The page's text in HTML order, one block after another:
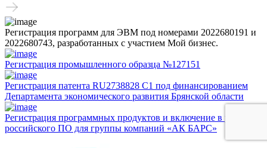
Регистрация программ для ЭВМ под номерами 2022680191 и
2022680743, разработанных с участием Мой бизнес.
Регистрация промышленного образца №127151
Регистрация патента RU2738828 C1 под финансированием
Департамента экономического развития Брянской области
Регистрация программных продуктов и включение в реестр
российского ПО для группы компаний «АК БАРС»